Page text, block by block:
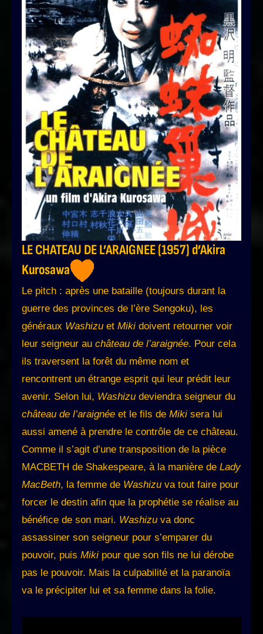
LE CHATEAU DE L’ARAIGNEE (1957) d’Akira
Kurosawa
Le pitch : après une bataille (toujours durant la
guerre des provinces de l’ère Sengoku), les
généraux Washizu et Miki doivent retourner voir
leur seigneur au château de l’araignée. Pour cela
ils traversent la forêt du même nom et
rencontrent un étrange esprit qui leur prédit leur
avenir. Selon lui, Washizu deviendra seigneur du
château de l’araignée et le fils de Miki sera lui
aussi amené à prendre le contrôle de ce château.
Comme il s’agit d’une transposition de la pièce
MACBETH de Shakespeare, à la manière de Lady
MacBeth, la femme de Washizu va tout faire pour
forcer le destin afin que la prophétie se réalise au
bénéfice de son mari. Washizu va donc
assassiner son seigneur pour s’emparer du
pouvoir, puis Miki pour que son fils ne lui dérobe
pas le pouvoir. Mais la culpabilité et la paranoïa
va le précipiter lui et sa femme dans la folie.